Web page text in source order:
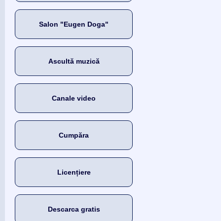
Salon "Eugen Doga"
Ascultă muzică
Canale video
Cumpăra
Licențiere
Descarca gratis